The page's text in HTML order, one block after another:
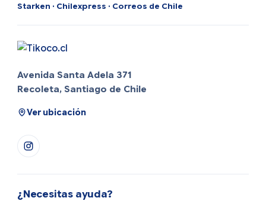
Starken · Chilexpress · Correos de Chile
Avenida Santa Adela 371
Recoleta, Santiago de Chile
Ver ubicación
¿Necesitas ayuda?